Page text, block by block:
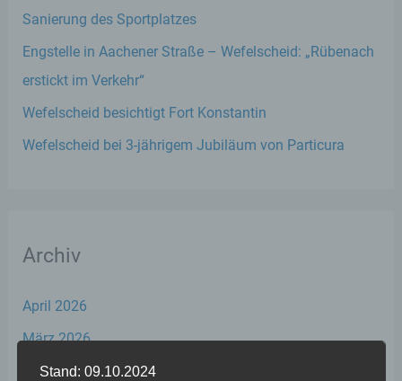
Sanierung des Sportplatzes
Engstelle in Aachener Straße – Wefelscheid: „Rübenach
erstickt im Verkehr“
Wefelscheid besichtigt Fort Konstantin
Wefelscheid bei 3-jährigem Jubiläum von Particura
Archiv
April 2026
März 2026
Februar 2026
Stand: 09.10.2024